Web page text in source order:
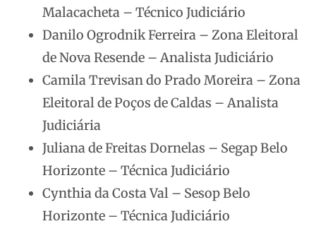
Malacacheta – Técnico Judiciário
Danilo Ogrodnik Ferreira – Zona Eleitoral
de Nova Resende – Analista Judiciário
Camila Trevisan do Prado Moreira – Zona
Eleitoral de Poços de Caldas – Analista
Judiciária
Juliana de Freitas Dornelas – Segap Belo
Horizonte – Técnica Judiciário
Cynthia da Costa Val – Sesop Belo
Horizonte – Técnica Judiciário